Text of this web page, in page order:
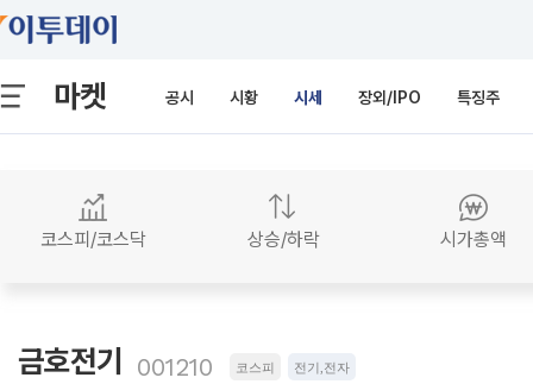
마켓 공시 시황 시세 장외/IPO 특징주
코스피/코스닥 상승/하락 시가총액
금호전기 001210 코스피 전기,전자